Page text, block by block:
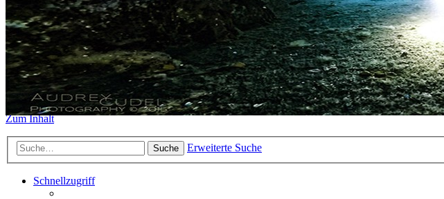
Das alte Forum hier existiert nur aufgrund der
Sidemount-Forum
Erlebe den Unterschied
Zum Inhalt
Suche Erweiterte Suche
Schnellzugriff